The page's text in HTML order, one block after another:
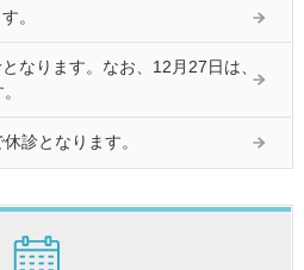
。
なります。なお、12月27日は、
診となります。